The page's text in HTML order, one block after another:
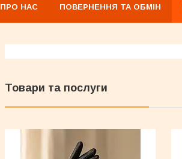
ПРО НАС ПОВЕРНЕННЯ ТА ОБМІН
Товари та послуги